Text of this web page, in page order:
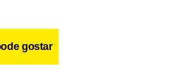
gostar